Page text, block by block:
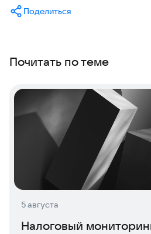
Поделиться
Почитать по теме
5 августа
Налоговый